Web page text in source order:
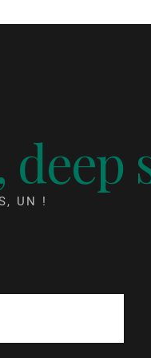
UN !